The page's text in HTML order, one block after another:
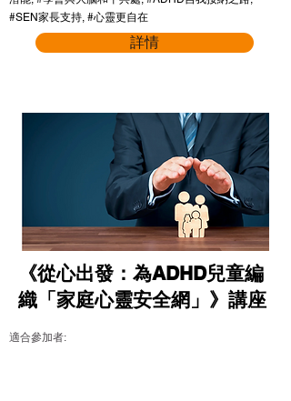
#SEN家長支持, #心靈更自在
詳情
《從心出發：為ADHD兒童編
織「家庭心靈安全網」》講座
適合參加者: